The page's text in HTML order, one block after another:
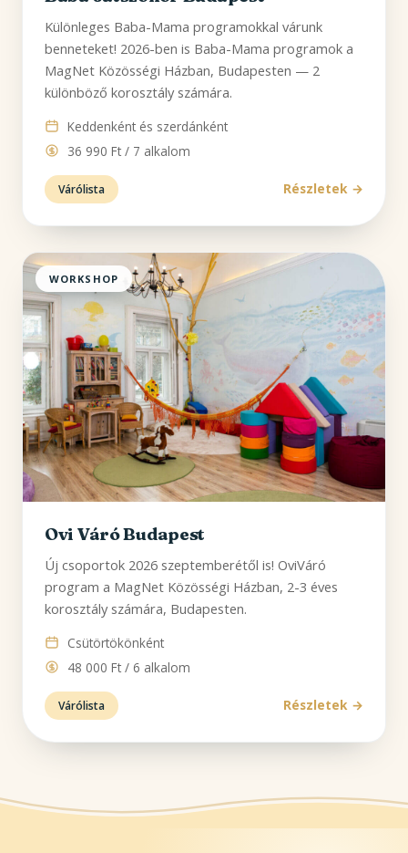
Különleges Baba-Mama programokkal várunk
benneteket! 2026-ben is Baba-Mama programok a
MagNet Közösségi Házban, Budapesten — 2
különböző korosztály számára.
Keddenként és szerdánként
36 990 Ft / 7 alkalom
Várólista Részletek
WORKSHOP
Ovi Váró Budapest
Új csoportok 2026 szeptemberétől is! OviVáró
program a MagNet Közösségi Házban, 2-3 éves
korosztály számára, Budapesten.
Csütörtökönként
48 000 Ft / 6 alkalom
Várólista Részletek